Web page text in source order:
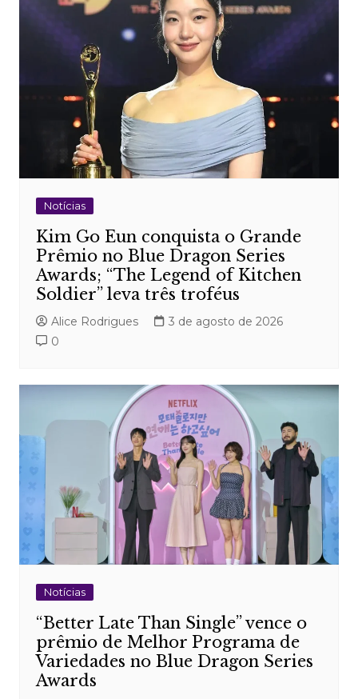
Notícias
Kim Go Eun conquista o Grande
Prêmio no Blue Dragon Series
Awards; “The Legend of Kitchen
Soldier” leva três troféus
Alice Rodrigues
3 de agosto de 2026
0
Notícias
“Better Late Than Single” vence o
prêmio de Melhor Programa de
Variedades no Blue Dragon Series
Awards